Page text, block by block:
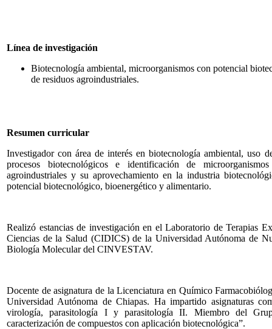
Línea de investigación
Biotecnología ambiental, microorganismos con potencial
de residuos agroindustriales.
Resumen curricular
Investigador con área de interés en biotecnología ambiental, uso
procesos biotecnológicos e identificación de
agroindustriales y su aprovechamiento en la industria
potencial biotecnológico, bioenergético y alimentario.
Realizó estancias de investigación en el Laboratorio de Terapias
Ciencias de la Salud (CIDICS) de la Universidad Autónoma de
Biología Molecular del CINVESTAV.
Docente de asignatura de la Licenciatura en Químico
Universidad Autónoma de Chiapas. Ha impartido asignaturas
virología, parasitología I y parasitología II. Miembro del
caracterización de compuestos con aplicación biotecnológica”.